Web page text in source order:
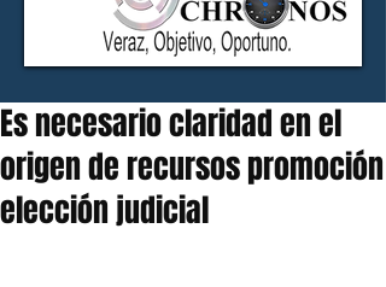
Es necesario claridad en el
origen de recursos promoción
elección judicial